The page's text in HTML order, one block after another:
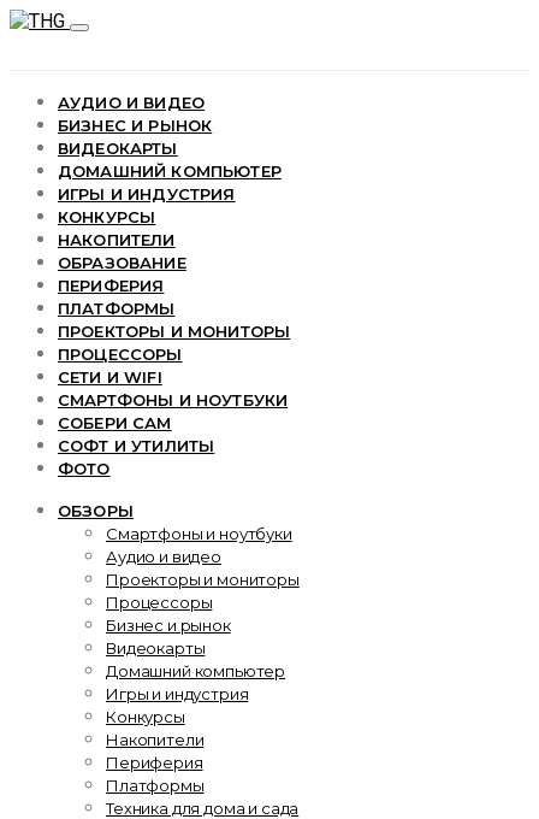
АУДИО И ВИДЕО
БИЗНЕС И РЫНОК
ВИДЕОКАРТЫ
ДОМАШНИЙ КОМПЬЮТЕР
ИГРЫ И ИНДУСТРИЯ
КОНКУРСЫ
НАКОПИТЕЛИ
ОБРАЗОВАНИЕ
ПЕРИФЕРИЯ
ПЛАТФОРМЫ
ПРОЕКТОРЫ И МОНИТОРЫ
ПРОЦЕССОРЫ
СЕТИ И WIFI
СМАРТФОНЫ И НОУТБУКИ
СОБЕРИ САМ
СОФТ И УТИЛИТЫ
ФОТО
ОБЗОРЫ
Смартфоны и ноутбуки
Аудио и видео
Проекторы и мониторы
Процессоры
Бизнес и рынок
Видеокарты
Домашний компьютер
Игры и индустрия
Конкурсы
Накопители
Периферия
Платформы
Техника для дома и сада